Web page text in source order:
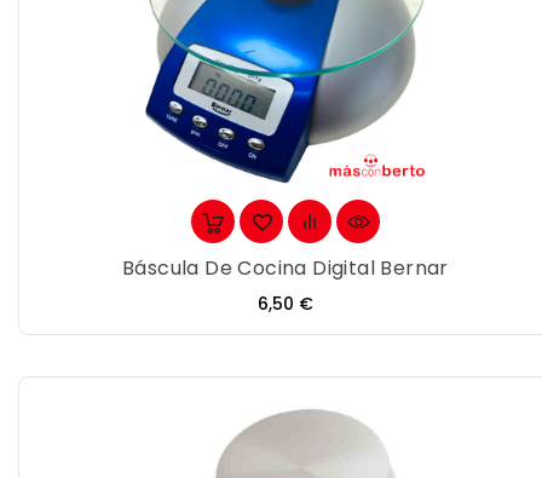
Báscula De Cocina Digital Bernar
Precio
6,50 €